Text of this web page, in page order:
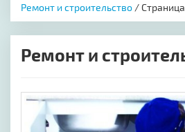
Ремонт и строительство /
Ремонт и